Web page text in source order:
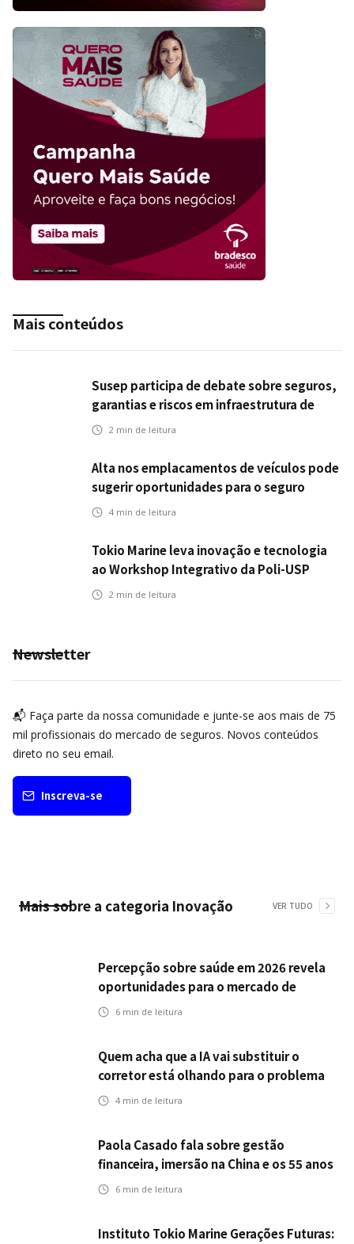
Mais conteúdos
Susep participa de debate sobre seguros,
garantias e riscos em infraestrutura de
transportes
2 min de leitura
Alta nos emplacamentos de veículos pode
sugerir oportunidades para o seguro
automotivo
4 min de leitura
Tokio Marine leva inovação e tecnologia
ao Workshop Integrativo da Poli-USP
2 min de leitura
Newsletter
📬 Faça parte da nossa comunidade e junte-se aos mais de 75
mil profissionais do mercado de seguros. Novos conteúdos
direto no seu email.
Inscreva-se
Mais sobre a categoria Inovação VER TUDO
Percepção sobre saúde em 2026 revela
oportunidades para o mercado de
seguros ampliar cobertura e prevenção
6 min de leitura
Quem acha que a IA vai substituir o
corretor está olhando para o problema
errado
4 min de leitura
Paola Casado fala sobre gestão
financeira, imersão na China e os 55 anos
da ENS
6 min de leitura
Instituto Tokio Marine Gerações Futuras: